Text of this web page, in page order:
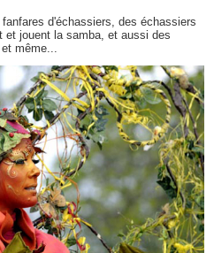
d'échassiers, des échassiers
jouent la samba, et aussi des
même...